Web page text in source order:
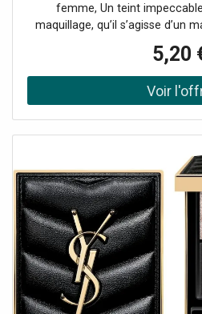
femme, Un teint
maquillage, qu’il s’agisse d’un
Red Cushion Mini vous aidera à
fond parfaitement avec votre
unification de teinte. Grâce à sa
dissimule immédiatement les
apparence de couleur unifiée,
maquillage ultérieur. Le produit
la teinte du visage illumine la
hydrate peut être appliqué en
légèrement les boutons et
protège contre les rayons du
dans la peau Mode d’emploi :
teint à l’aide d’une éponge.
pour augmenter le degré de
qu’aucun passage
5,20